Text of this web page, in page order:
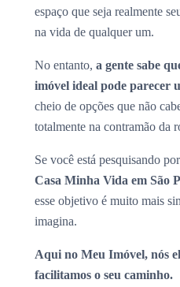
espaço que seja realmente
na vida de qualquer um.
No entanto, a gente sabe
imóvel ideal pode parecer
cheio de opções que não
totalmente na contramão da
Se você está pesquisando por
Casa Minha Vida em São
esse objetivo é muito mais
imagina.
Aqui no Meu Imóvel, nós
facilitamos o seu caminho.